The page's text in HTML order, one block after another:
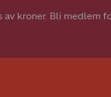
kroner. Bli medlem